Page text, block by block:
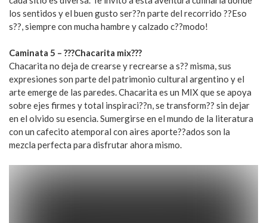
los sentidos y el buen gusto ser??n parte del recorrido ??Eso
s??, siempre con mucha hambre y calzado c??modo!
Caminata 5 – ???Chacarita mix???
Chacarita no deja de crearse y recrearse a s?? misma, sus
expresiones son parte del patrimonio cultural argentino y el
arte emerge de las paredes. Chacarita es un MIX que se apoya
sobre ejes firmes y total inspiraci??n, se transform?? sin dejar
en el olvido su esencia. Sumergirse en el mundo de la literatura
con un cafecito atemporal con aires aporte??ados son la
mezcla perfecta para disfrutar ahora mismo.